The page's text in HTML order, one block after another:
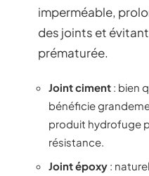
imperméable,
des joints et
prématurée.
Joint ciment : bien
bénéficie
produit hydrofuge
résistance.
Joint époxy :